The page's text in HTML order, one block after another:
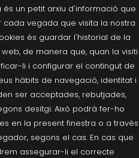
un petit arxiu d'informació que
vegada que visita la nostra
és guardar l'historial de la
de manera que, quan la visiti
li i configurar el contingut de
hàbits de navegació, identitat i
ser acceptades, rebutjades,
desitgi. Això podrà fer-ho
en la present finestra o a través
segons el cas. En cas que
assegurar-li el correcte